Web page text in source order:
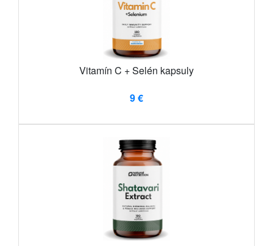
Vitamín C + Selén kapsuly
9 €